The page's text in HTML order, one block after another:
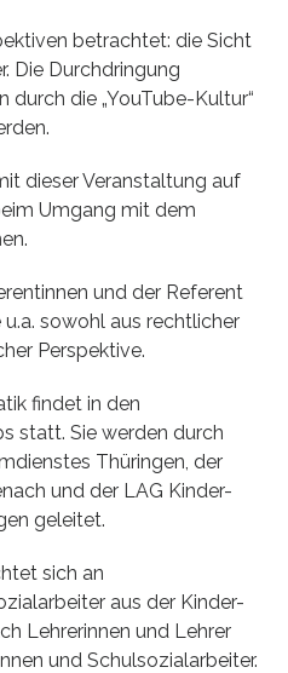
betrachtet: die Sicht
Die Durchdringung
die „YouTube-Kultur“
dieser Veranstaltung auf
Umgang mit dem
und der Referent
sowohl aus rechtlicher
Perspektive.
findet in den
statt. Sie werden durch
Thüringen, der
und der LAG Kinder-
geleitet.
sich an
aus der Kinder-
Lehrerinnen und Lehrer
und Schulsozialarbeiter.